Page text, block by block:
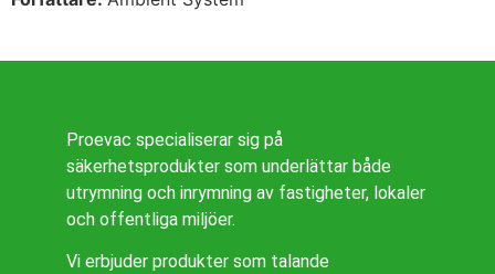
Proevac specialiserar sig på
säkerhetsprodukter som underlättar både
utrymning och inrymning av fastigheter, lokaler
och offentliga miljöer.
Vi erbjuder produkter som talande